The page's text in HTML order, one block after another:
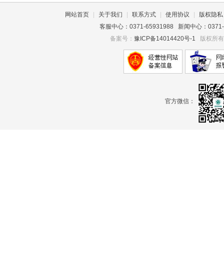
网站首页 关于我们 联系方式 使用协议
版权隐私
客服中心：0371-65931988 新闻中心：
备案号： 豫ICP备14014420号-1 版权所
官方微信：